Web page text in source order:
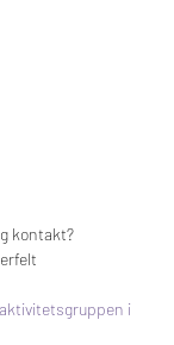
kontakt?
i